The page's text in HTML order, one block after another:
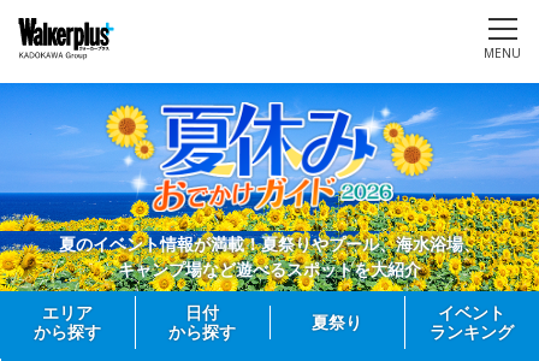
MENU
夏のイベント情報が満載！夏祭りやプール、海水浴場、
キャンプ場など遊べるスポットを大紹介
エリア
から探す
日付
から探す
夏祭り
イベント
ランキング